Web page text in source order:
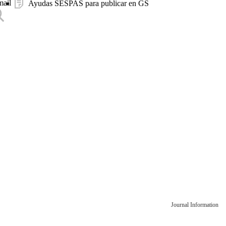
Ayudas SESPAS para publicar en GS
Journal Information